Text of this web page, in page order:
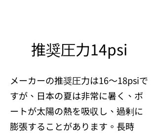
推奨圧力14psi
メーカーの推奨圧力は16～18psiで
すが、日本の夏は非常に暑く、ボ
ートが太陽の熱を吸収し、過剰に
膨張することがあります。長時